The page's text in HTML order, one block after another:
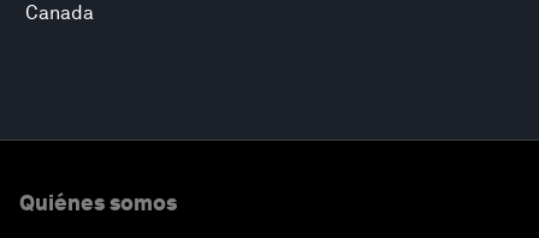
Canada
Quiénes somos